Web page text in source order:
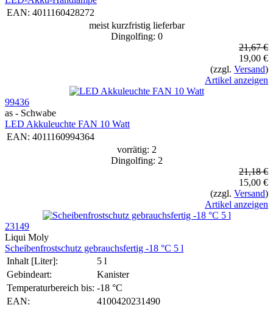
EAN: 4011160428272
meist kurzfristig lieferbar
Dingolfing: 0
21,67 €
19,00 €
(zzgl. Versand)
Artikel anzeigen
99436
as - Schwabe
LED Akkuleuchte FAN 10 Watt
EAN: 4011160994364
vorrätig: 2
Dingolfing: 2
21,18 €
15,00 €
(zzgl. Versand)
Artikel anzeigen
23149
Liqui Moly
Schei­ben­frost­schutz gebrauchs­fertig -18 °C 5 l
Inhalt [Liter]:
5 l
Gebindeart:
Kanister
Temperaturbereich bis: -18 °C
EAN:
4100420231490